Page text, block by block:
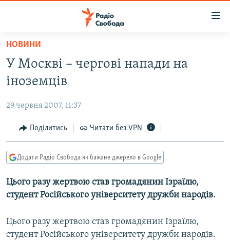
Перейти
основного
матеріалу
до
навігації
Перейти
до
ПОЛІТИКА
ЕКОНОМІКА
КУЛЬТУРА
СПОРТ
СВІТ
ВІЙНА
РОСІЙСЬКА «ФІЛЬТРАЦІЯ»
КРИМ.РЕАЛІЇ
ТИ ЯК?
СХЕМИ
КИТАЙ.ВИКЛИКИ
НОВИНИ
У Москві – чергові напади на
іноземців
29 червня 2007, 11:37
Поділитись Читати без VPN
Додати Радіо Свобода як бажане джерело в Google
Цього разу жертвою став громадянин Ізраїлю,
студент Російського університету дружби народів.
Цього разу жертвою став громадянин Ізраїлю,
студент Російського університету дружби народів.